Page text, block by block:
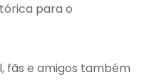
para o
fãs e amigos também